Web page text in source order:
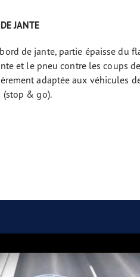
JANTE
de jante, partie épaisse du
et le pneu contre les coups
adaptée aux véhicules
(stop & go).